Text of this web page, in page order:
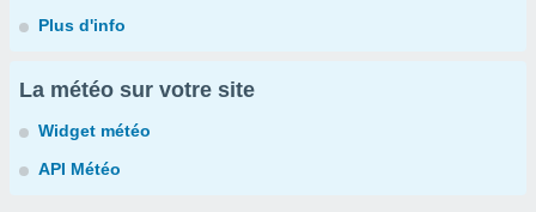
Plus d'info
La météo sur votre site
Widget météo
API Météo